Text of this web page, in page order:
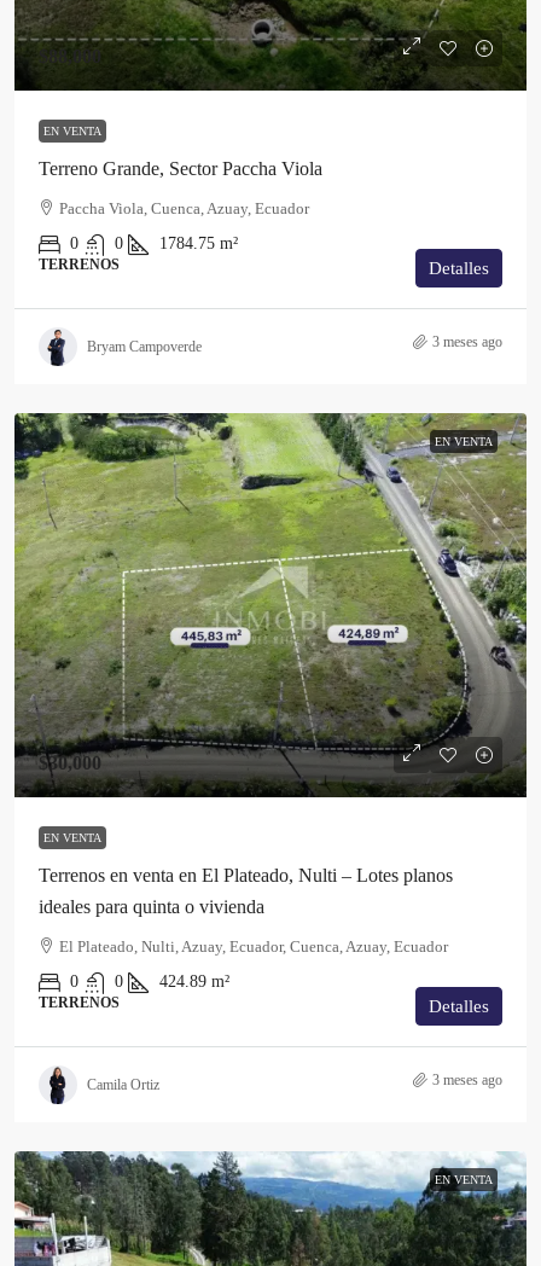
$88,000
EN VENTA
Terreno Grande, Sector Paccha Viola
Paccha Viola, Cuenca, Azuay, Ecuador
0
0 1784.75 m²
TERRENOS Detalles
Bryam Campoverde 3 meses ago
EN VENTA
$30,000
EN VENTA
Terrenos en venta en El Plateado, Nulti – Lotes planos
ideales para quinta o vivienda
El Plateado, Nulti, Azuay, Ecuador, Cuenca, Azuay, Ecuador
0
0 424.89 m²
TERRENOS Detalles
Camila Ortiz 3 meses ago
EN VENTA